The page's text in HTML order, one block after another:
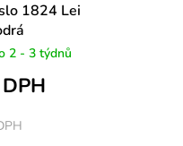
1824 Lei
2 - 3 týdnů